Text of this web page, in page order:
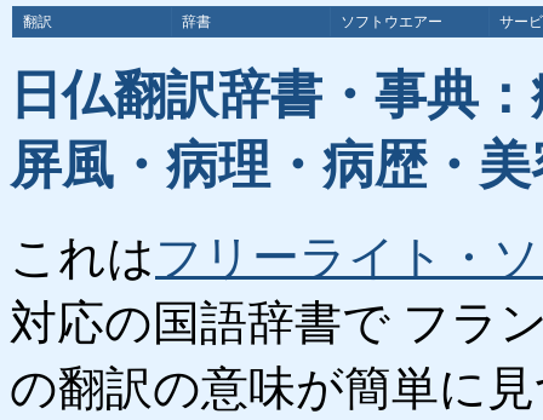
翻訳 辞書 ソフトウエアー サー
日仏翻訳辞書・事典
屏風・病理・病歴・
これはフリーライト・
対応の国語辞書で フラ
の翻訳の意味が簡単に